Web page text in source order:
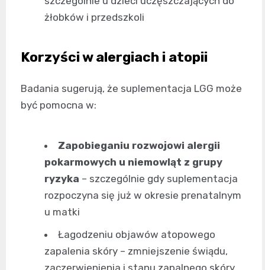
żłobków i przedszkoli
Korzyści w alergiach i atopii
Badania sugerują, że suplementacja LGG może
być pomocna w:
Zapobieganiu rozwojowi alergii
pokarmowych u niemowląt z grupy
ryzyka – szczególnie gdy suplementacja
rozpoczyna się już w okresie prenatalnym
u matki
Łagodzeniu objawów atopowego
zapalenia skóry – zmniejszenie świądu,
zaczerwienienia i stanu zapalnego skóry